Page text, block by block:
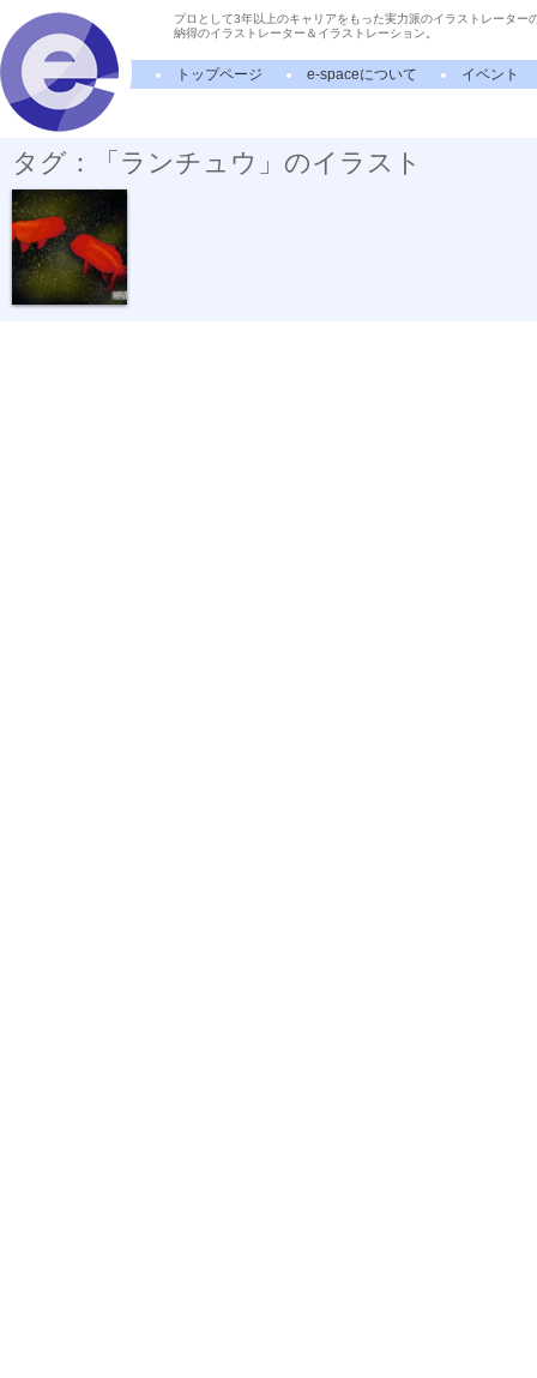
プロとして3年以上のキャリアをもった実力派のイラストレーター
納得のイラストレーター＆イラストレーション。
トップページ e-spaceについて イベント
タグ：「ランチュウ」のイラスト
金魚